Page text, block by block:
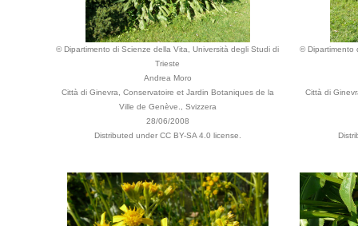
© Dipartimento di Scienze della Vita, Università degli Studi di
Trieste
Andrea Moro
Città di Ginevra, Conservatoire et Jardin Botaniques de la
Ville de Genève., Svizzera
28/06/2008
Distributed under CC BY-SA 4.0 license.
© Dipartimento
Città di